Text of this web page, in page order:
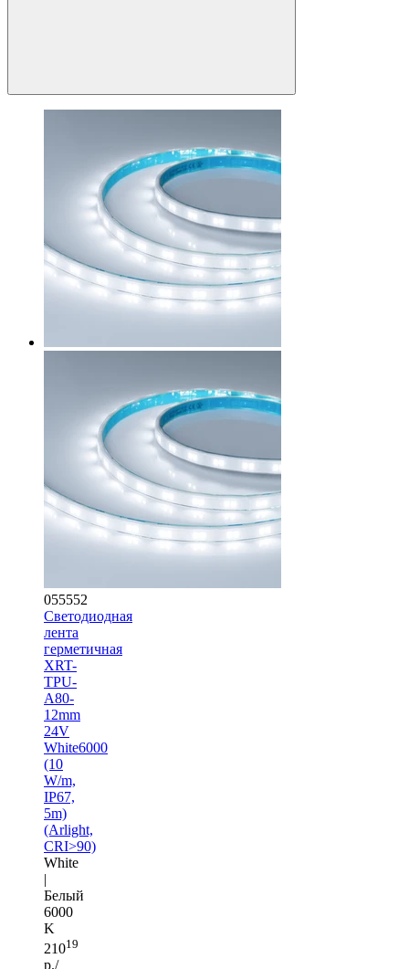
055552
Светодиодная
лента
герметичная
XRT-
TPU-
A80-
12mm
24V
White6000
(10
W/m,
IP67,
5m)
(Arlight,
CRI>90)
White
|
Белый
6000
K
21019
р./